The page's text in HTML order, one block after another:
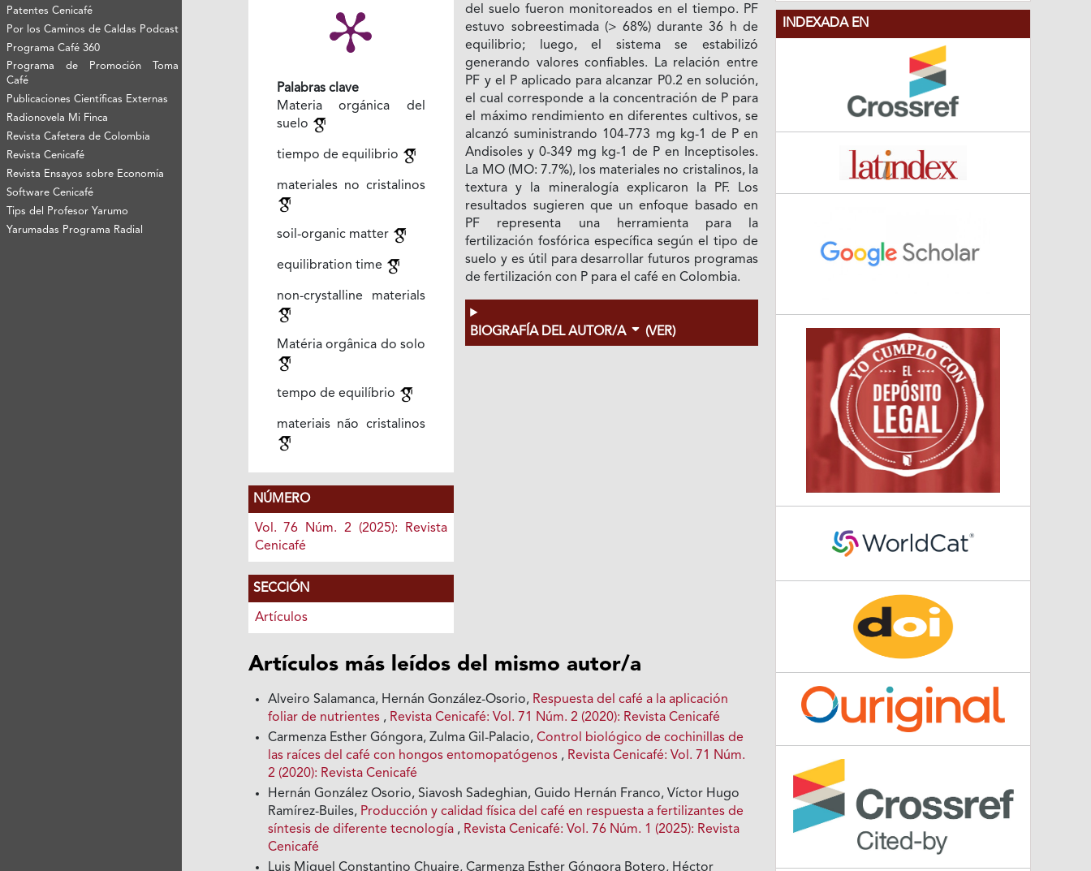
Patentes Cenicafé
Por los Caminos de Caldas Podcast
Programa Café 360
Programa de Promoción Toma
Café
Publicaciones Científicas Externas
Radionovela Mi Finca
Revista Cafetera de Colombia
Revista Cenicafé
Revista Ensayos sobre Economía
Software Cenicafé
Tips del Profesor Yarumo
Yarumadas Programa Radial
Palabras clave
Materia orgánica del
suelo
tiempo de equilibrio
materiales no cristalinos
soil-organic matter
equilibration time
non-crystalline materials
Matéria orgânica do solo
tempo de equilíbrio
materiais não cristalinos
NÚMERO
Vol. 76 Núm. 2 (2025): Revista
Cenicafé
SECCIÓN
Artículos
del suelo fueron monitoreados en el tiempo. PF
estuvo sobreestimada (> 68%) durante 36 h de
equilibrio; luego, el sistema se estabilizó
generando valores confiables. La relación entre
PF y el P aplicado para alcanzar P0.2 en solución,
el cual corresponde a la concentración de P para
el máximo rendimiento en diferentes cultivos, se
alcanzó suministrando 104-773 mg kg-1 de P en
Andisoles y 0-349 mg kg-1 de P en Inceptisoles.
La MO (MO: 7.7%), los materiales no cristalinos, la
textura y la mineralogía explicaron la PF. Los
resultados sugieren que un enfoque basado en
PF representa una herramienta para la
fertilización fosfórica específica según el tipo de
suelo y es útil para desarrollar futuros programas
de fertilización con P para el café en Colombia.
BIOGRAFÍA DEL AUTOR/A (VER)
Artículos más leídos del mismo autor/a
Alveiro Salamanca, Hernán González-Osorio, Respuesta del café a la aplicación
foliar de nutrientes , Revista Cenicafé: Vol. 71 Núm. 2 (2020): Revista Cenicafé
Carmenza Esther Góngora, Zulma Gil-Palacio,Control biológico de cochinillas de
las raíces del café con hongos entomopatógenos , Revista Cenicafé: Vol. 71 Núm.
2 (2020): Revista Cenicafé
Hernán González Osorio, Siavosh Sadeghian, Guido Hernán Franco, Víctor Hugo
Ramírez-Builes, Producción y calidad física del café en respuesta a fertilizantes de
síntesis de diferente tecnología , Revista Cenicafé: Vol. 76 Núm. 1 (2025): Revista
Cenicafé
Luis Miguel Constantino Chuaire, Carmenza Esther Góngora Botero, Héctor
INDEXADA EN